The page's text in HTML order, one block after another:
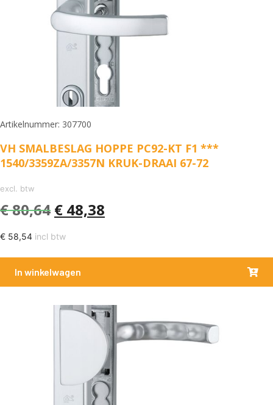
Artikelnummer: 307700
VH SMALBESLAG HOPPE PC92-KT F1 ***
1540/3359ZA/3357N KRUK-DRAAI 67-72
excl. btw
€80,64 € 48,38
€ 58,54 incl btw
In winkelwagen